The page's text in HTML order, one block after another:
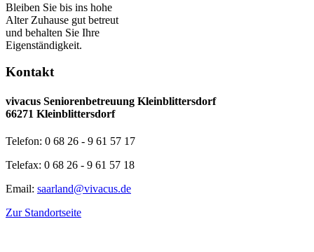
Bleiben Sie bis ins hohe
Alter Zuhause gut betreut
und behalten Sie Ihre
Eigenständigkeit.
Kontakt
vivacus Seniorenbetreuung Kleinblittersdorf
66271 Kleinblittersdorf
Telefon: 0 68 26 - 9 61 57 17
Telefax: 0 68 26 - 9 61 57 18
Email: saarland@vivacus.de
Zur Standortseite